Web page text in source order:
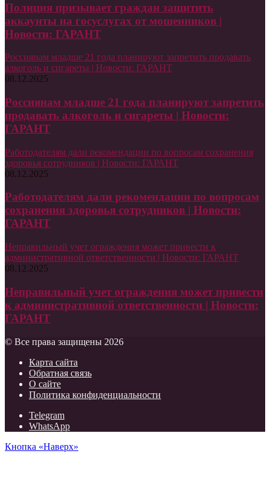
Полиция призывает граждан защитить
аккаунты на госуслугах от мошенников |
Новости: ГАРАНТ
Россиянам младше 21 года планируют запретить продавать
алкоголь и сигареты | Новости: ГАРАНТ
08.12.2025
Россиянам младше 21 года планируют запретить
продавать алкоголь и сигареты | Новости:
ГАРАНТ
Работодателям дали рекомендации по вопросам сохранения
здоровья сотрудников | Новости: ГАРАНТ
08.12.2025
Работодателям дали рекомендации по вопросам
сохранения здоровья сотрудников | Новости:
ГАРАНТ
Неправильный учет ограждения может привести к
административной ответственности | Новости: ГАРАНТ
08.12.2025
Неправильный учет ограждения может привести
к административной ответственности | Новости:
ГАРАНТ
© Все права защищены 2026
Карта сайта
Обратная связь
О сайте
Политика конфиденциальности
Telegram
WhatsApp
Кнопка «Наверх»